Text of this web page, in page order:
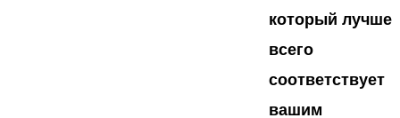
который лучше
всего
соответствует
вашим